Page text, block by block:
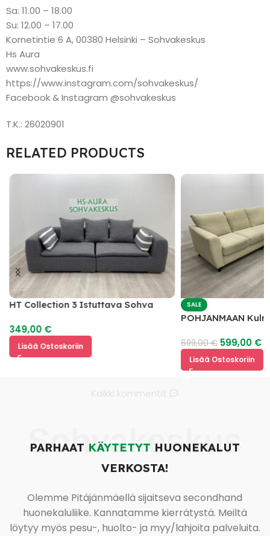
Sa: 11.00 – 18.00
Su: 12.00 – 17.00
Kornetintie 6 A, 00380 Helsinki – Sohvakeskus
Hs Aura
www.sohvakeskus.fi
https://www.instagram.com/sohvakeskus/
Facebook & Instagram @sohvakeskus
T.K.: 26020901
RELATED PRODUCTS
HT Collection 3 Istuttava Sohva
349,00 €
Lisää Ostoskoriin
SALE
POHJANMAAN
699,00€ 599,00 €
Lisää Ostoskoriin
Sohvakeskus
PARHAAT KÄYTETYT HUONEKALUT
VERKOSTA!
Olemme Pitäjänmäellä sijaitseva secondhand
huonekaluliike. Kannatamme kierrätystä. Meiltä
löytyy myös pesu-, huolto- ja myy/lahjoita palveluita.